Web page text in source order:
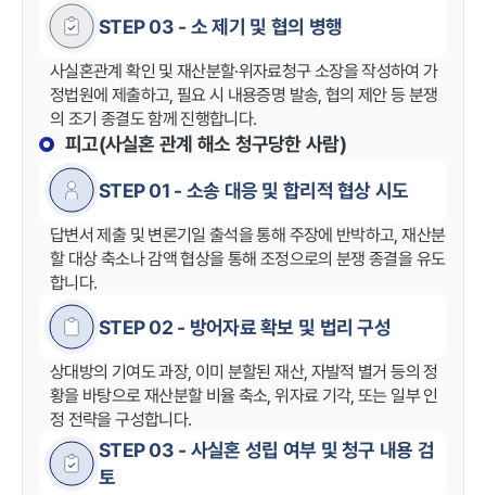
STEP 03 - 소 제기 및 협의 병행
사실혼관계 확인 및 재산분할·위자료청구 소장을 작성하여 가
정법원에 제출하고, 필요 시 내용증명 발송, 협의 제안 등 분쟁
의 조기 종결도 함께 진행합니다.
피고(사실혼 관계 해소 청구당한 사람)
STEP 01 - 소송 대응 및 합리적 협상 시도
답변서 제출 및 변론기일 출석을 통해 주장에 반박하고, 재산분
할 대상 축소나 감액 협상을 통해 조정으로의 분쟁 종결을 유도
합니다.
STEP 02 - 방어자료 확보 및 법리 구성
상대방의 기여도 과장, 이미 분할된 재산, 자발적 별거 등의 정
황을 바탕으로 재산분할 비율 축소, 위자료 기각, 또는 일부 인
정 전략을 구성합니다.
STEP 03 - 사실혼 성립 여부 및 청구 내용 검
토